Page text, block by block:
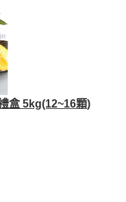
盒 5kg(12~16顆)